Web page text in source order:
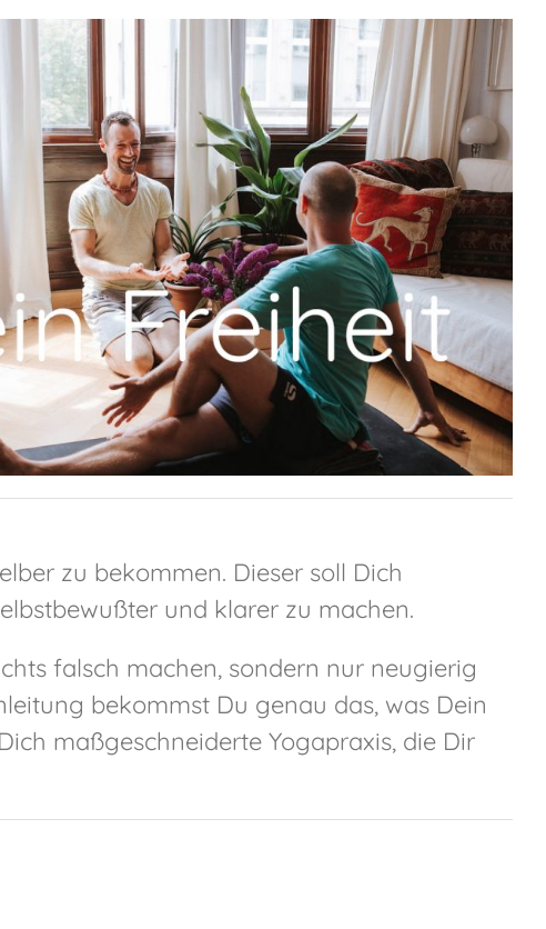
zu bekommen. Dieser soll Dich
und klarer zu machen.
falsch machen, sondern nur neugierig
bekommst Du genau das, was Dein
maßgeschneiderte Yogapraxis, die Dir